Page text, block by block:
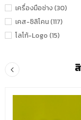
เครื่องมือช่าง (30)
เคส-ซิลิโคน (117)
โลโก้-Logo (15)